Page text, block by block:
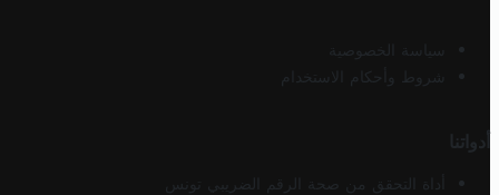
سياسة الخصوصية
شروط وأحكام الاستخدام
أدواتنا
أداة التحقق من صحة الرقم الضريبي تونس